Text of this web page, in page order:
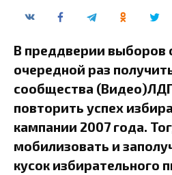
В преддверии выборов
очередной раз
сообщества
повторить успех
кампании 2007 года.
мобилизовать и
кусок избирательного